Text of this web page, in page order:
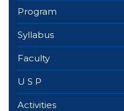
Program
Syllabus
Faculty
U S P
Activities